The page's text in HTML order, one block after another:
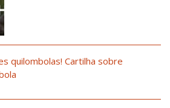
quilombolas! Cartilha sobre